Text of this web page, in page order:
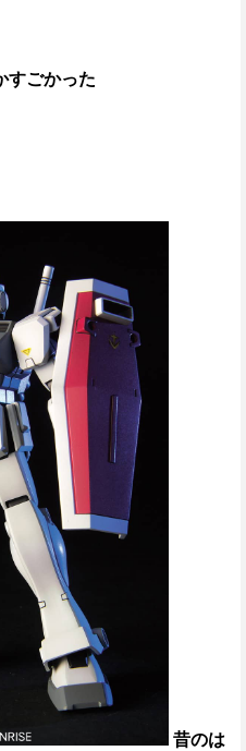
すごかった
昔のは